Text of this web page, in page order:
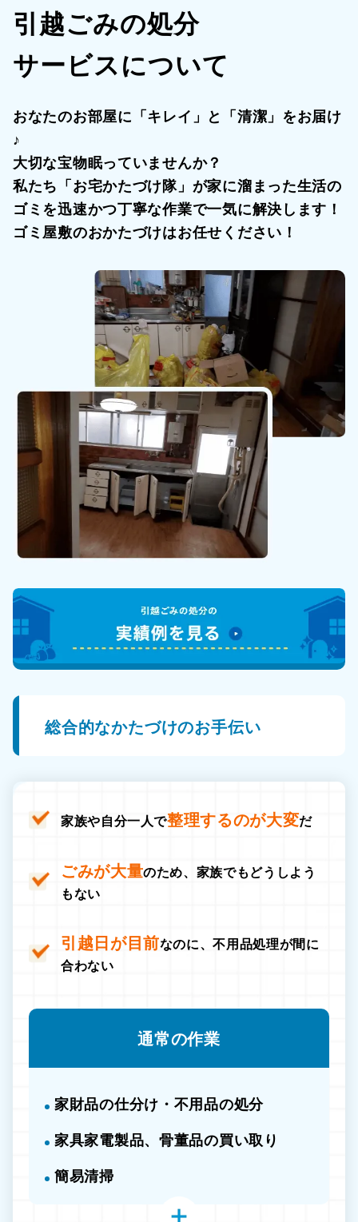
引越ごみの処分
サービスについて
おなたのお部屋に「キレイ」と「清潔」をお届け
♪
大切な宝物眠っていませんか？
私たち「お宅かたづけ隊」が家に溜まった生活の
ゴミを迅速かつ丁寧な作業で一気に解決します！
ゴミ屋敷のおかたづけはお任せください！
総合的なかたづけのお手伝い
家族や自分一人で整理するのが大変だ
ごみが大量のため、家族でもどうしよう
もない
引越日が目前なのに、不用品処理が間に
合わない
通常の作業
家財品の仕分け・不用品の処分
家具家電製品、骨董品の買い取り
簡易清掃